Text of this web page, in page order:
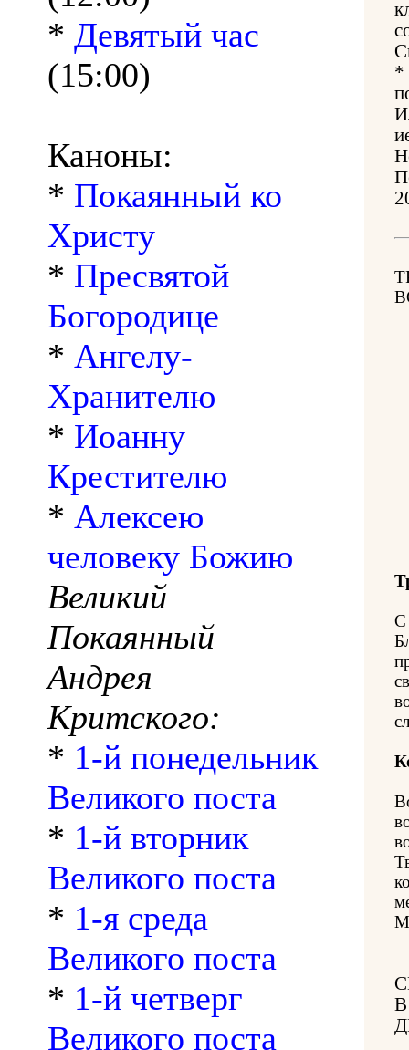
* Девятый час
(15:00)
Каноны:
* Покаянный ко
Христу
* Пресвятой
Богородице
* Ангелу-
Хранителю
* Иоанну
Крестителю
* Алексею
человеку Божию
Великий
Покаянный
Андрея
Критского:
* 1-й понедельник
Великого поста
* 1-й вторник
Великого поста
* 1-я среда
Великого поста
* 1-й четверг
Великого поста
*
С